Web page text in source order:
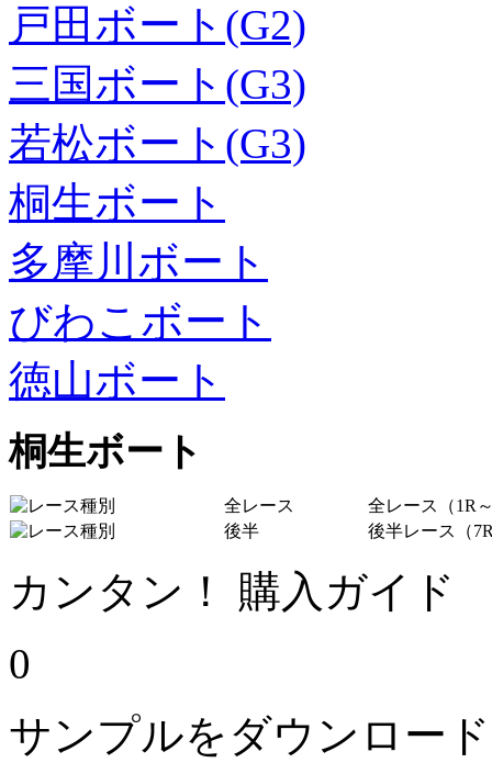
戸田ボート(G2)
三国ボート(G3)
若松ボート(G3)
桐生ボート
多摩川ボート
びわこボート
徳山ボート
桐生ボート
全レース
全レース（1R
後半
後半レース（
カンタン！ 購入ガイド
0
サンプルをダウンロー